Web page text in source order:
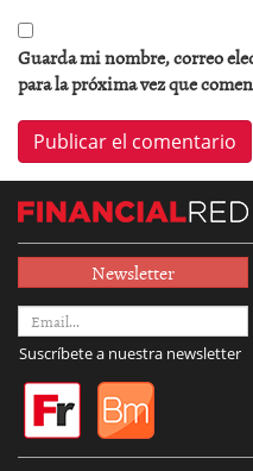
Guarda mi nombre, correo
para la próxima vez que
Newsletter
Suscríbete a nuestra newsletter